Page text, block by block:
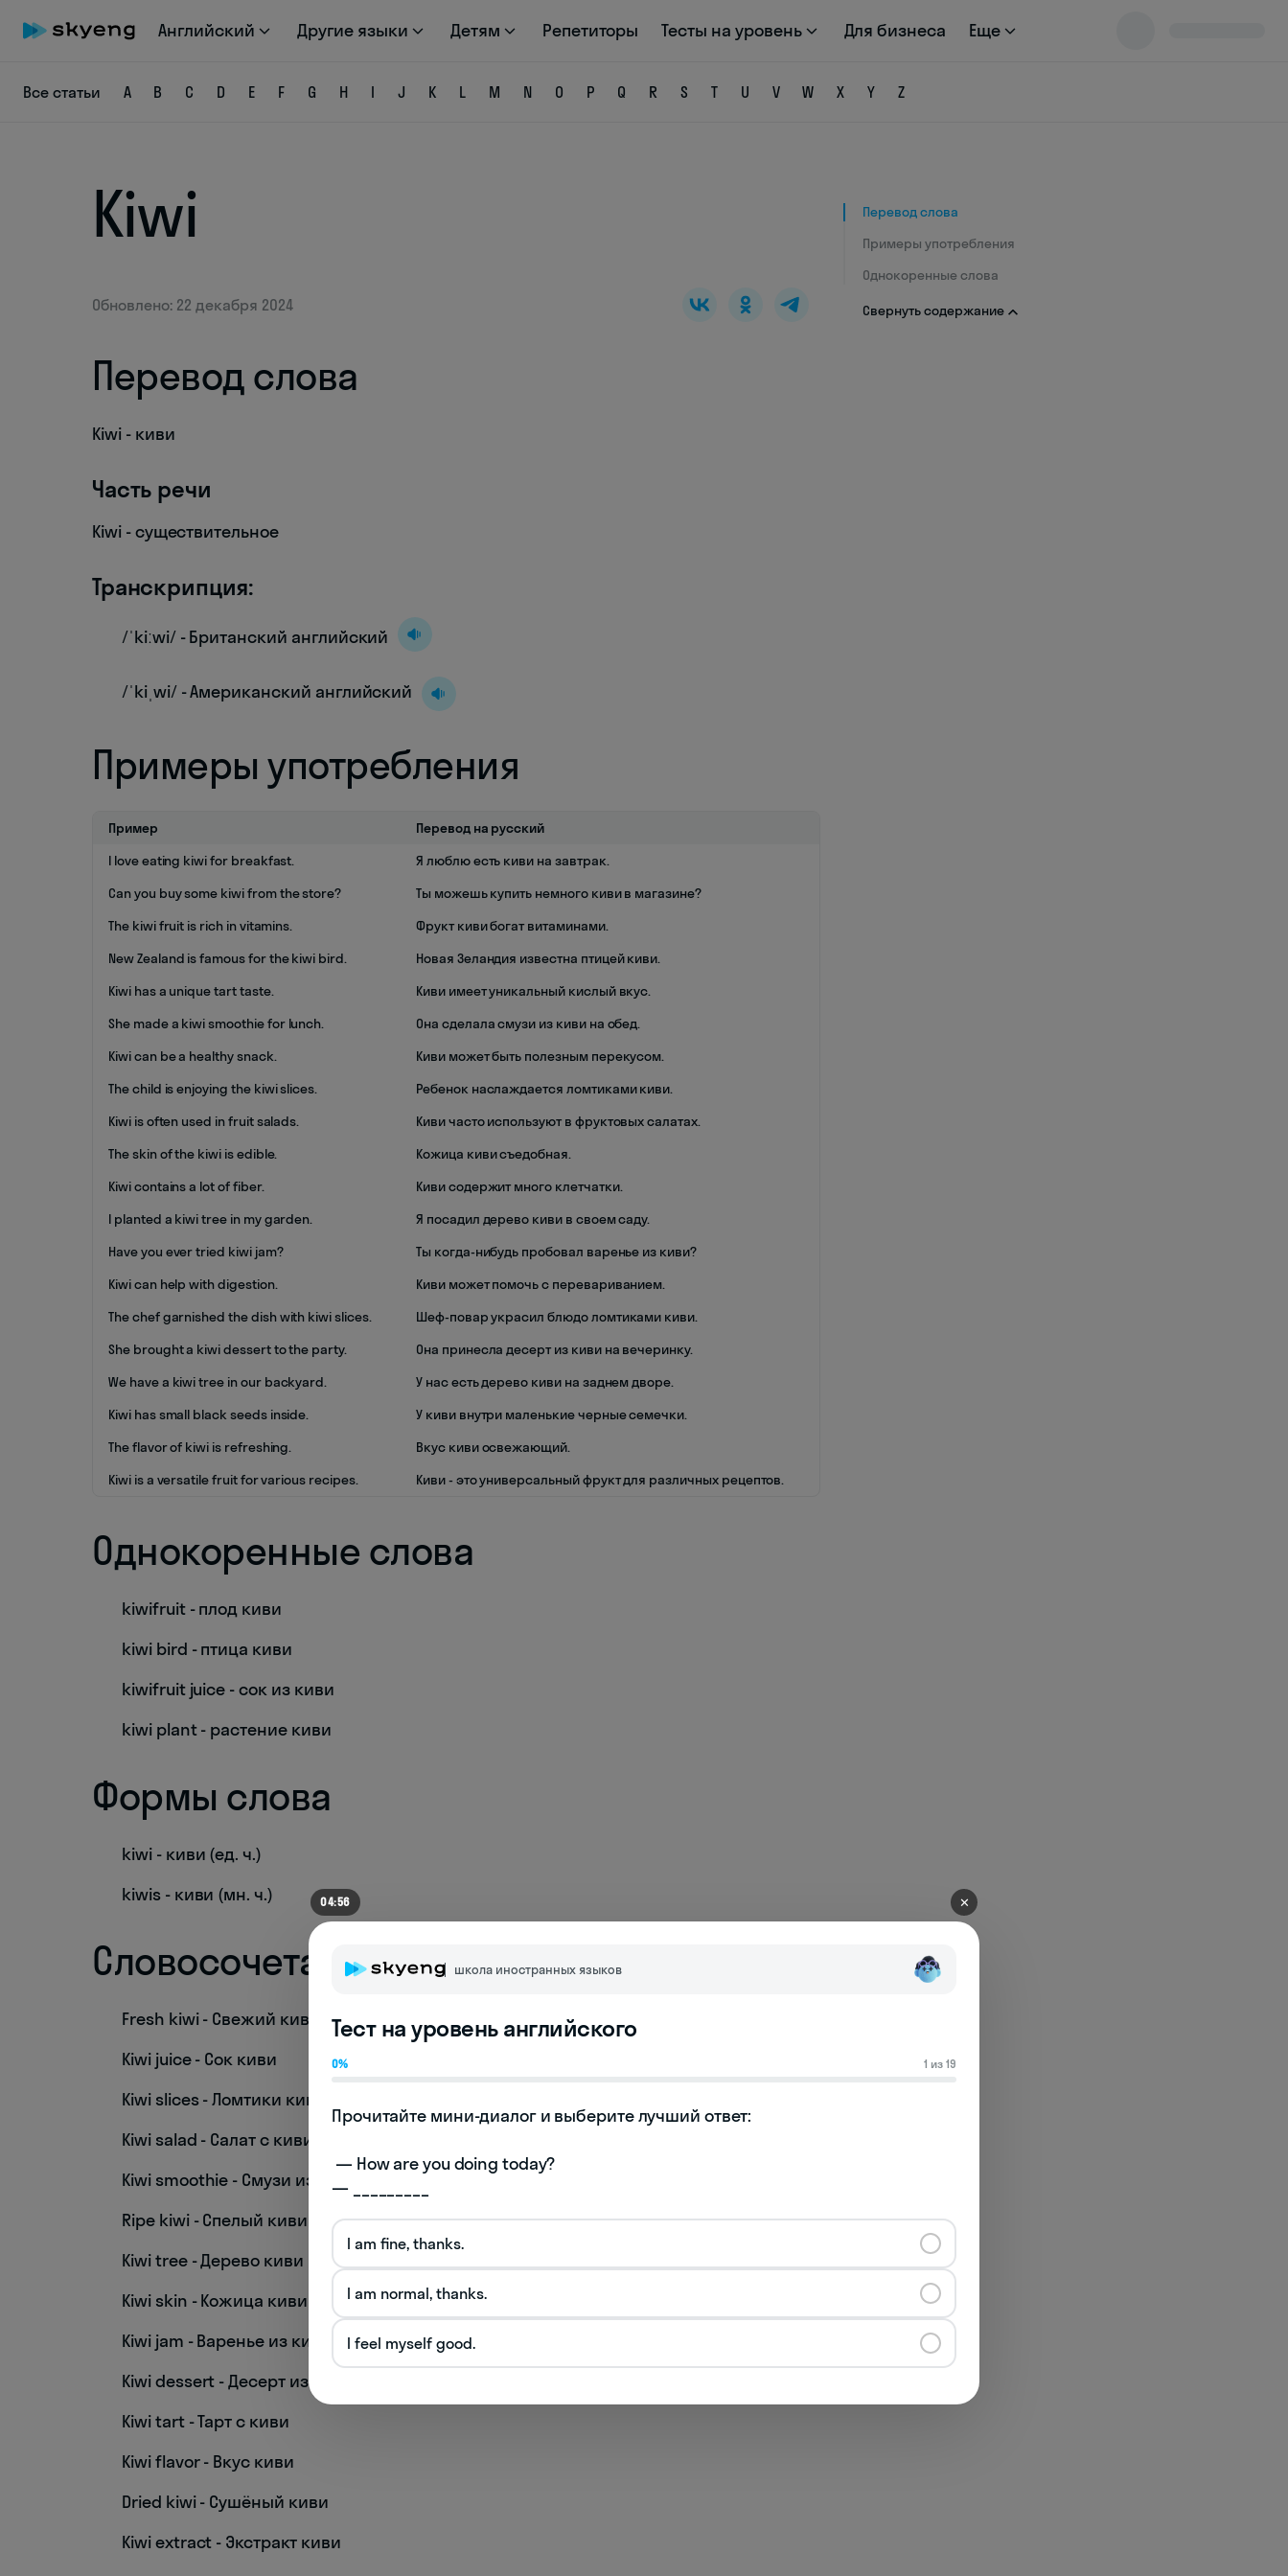
Английский Другие языки Детям Репетиторы Тесты на уровень Для бизнеса Еще
Все статьи A B C D E F G H I J K L M N O P Q R S T U V W X Y Z
Kiwi
Обновлено: 22 декабря 2024
Перевод слова
Kiwi - киви
Часть речи
Kiwi - существительное
Транскрипция:
/ˈkiːwi/ - Британский английский
/ˈkiˌwi/ - Американский английский
Примеры употребления
Пример
Перевод на русский
I love eating kiwi for breakfast.
Я люблю есть киви на завтрак.
Can you buy some kiwi from the store?
Ты можешь купить немного киви в магазине?
The kiwi fruit is rich in vitamins.
Фрукт киви богат витаминами.
New Zealand is famous for the kiwi bird.
Новая Зеландия известна птицей киви.
Kiwi has a unique tart taste.
Киви имеет уникальный кислый вкус.
She made a kiwi smoothie for lunch.
Она сделала смузи из киви на обед.
Kiwi can be a healthy snack.
Киви может быть полезным перекусом.
The child is enjoying the kiwi slices.
Ребенок наслаждается ломтиками киви.
Kiwi is often used in fruit salads.
Киви часто используют в фруктовых салатах.
The skin of the kiwi is edible.
Кожица киви съедобная.
Kiwi contains a lot of fiber.
Киви содержит много клетчатки.
I planted a kiwi tree in my garden.
Я посадил дерево киви в своем саду.
Have you ever tried kiwi jam?
Ты когда-нибудь пробовал варенье из киви?
Kiwi can help with digestion.
Киви может помочь с перевариванием.
The chef garnished the dish with kiwi slices.
Шеф-повар украсил блюдо ломтиками киви.
She brought a kiwi dessert to the party.
Она принесла десерт из киви на вечеринку.
We have a kiwi tree in our backyard.
У нас есть дерево киви на заднем дворе.
Kiwi has small black seeds inside.
У киви внутри маленькие черные семечки.
The flavor of kiwi is refreshing.
Вкус киви освежающий.
Kiwi is a versatile fruit for various recipes.
Киви - это универсальный фрукт для различных рецептов.
Однокоренные слова
kiwifruit - плод киви
kiwi bird - птица киви
kiwifruit juice - сок из киви
kiwi plant - растение киви
Формы слова
kiwi - киви (ед. ч.)
kiwis - киви (мн. ч.)
Словосочетания
Fresh kiwi - Свежий киви
Kiwi juice - Сок киви
Kiwi slices - Ломтики киви
Kiwi salad - Салат с киви
Kiwi smoothie - Смузи из киви
Ripe kiwi - Спелый киви
Kiwi tree - Дерево киви
Kiwi skin - Кожица киви
Kiwi jam - Варенье из киви
Kiwi dessert - Десерт из киви
Kiwi tart - Тарт с киви
Kiwi flavor - Вкус киви
Dried kiwi - Сушёный киви
Kiwi extract - Экстракт киви
Перевод слова
Примеры употребления
Однокоренные слова
Свернуть содержание
04:56 ✕
школа иностранных языков
Тест на уровень английского
0% 1 из 19
Прочитайте мини-диалог и выберите лучший ответ:
— _________
I am fine, thanks.
I am normal, thanks.
I feel myself good.